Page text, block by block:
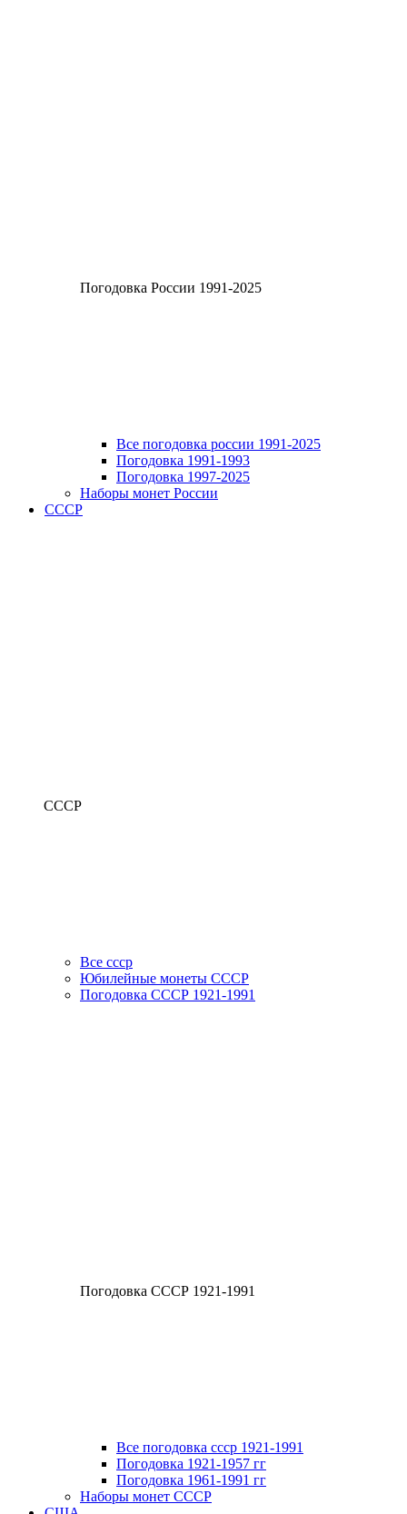
Погодовка России 1991-2025
Все погодовка россии 1991-2025
Погодовка 1991-1993
Погодовка 1997-2025
Наборы монет России
СССР
СССР
Все ссср
Юбилейные монеты СССР
Погодовка СССР 1921-1991
Погодовка СССР 1921-1991
Все погодовка ссср 1921-1991
Погодовка 1921-1957 гг
Погодовка 1961-1991 гг
Наборы монет СССР